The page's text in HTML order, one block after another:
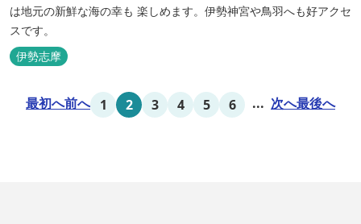
は地元の新鮮な海の幸も 楽しめます。伊勢神宮や鳥羽へも好アクセ
スです。
伊勢志摩
最初へ前へ 1 2 3 4 5 6 ... 次へ最後へ